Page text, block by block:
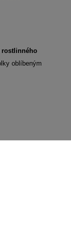
rostlinného
oblíbeným